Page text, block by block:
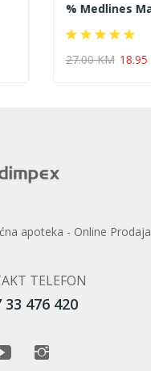
Matična ...
apoteka - Online Prodaja
TELEFON
33 476 420